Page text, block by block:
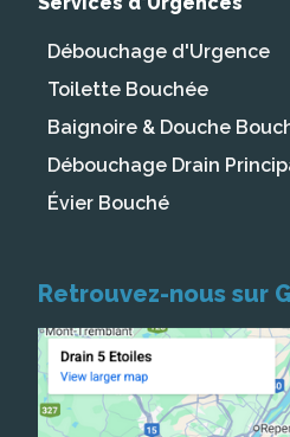
Débouchage d'Urgence
Toilette Bouchée
Baignoire & Douche
Débouchage Drain
Évier Bouché
Retrouvez-nous sur